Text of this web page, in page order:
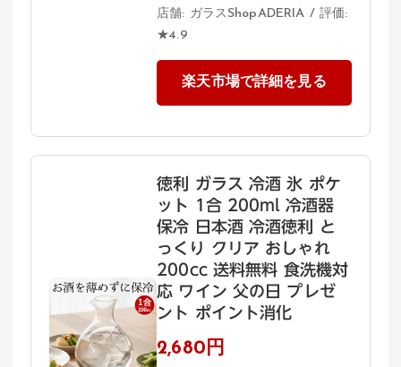
店舗: ガラスShopADERIA / 評価:
★4.9
楽天市場で詳細を見る
徳利 ガラス 冷酒 氷 ポケ
ット 1合 200ml 冷酒器
保冷 日本酒 冷酒徳利 と
っくり クリア おしゃれ
200cc 送料無料 食洗機対
応 ワイン 父の日 プレゼ
ント ポイント消化
2,680円